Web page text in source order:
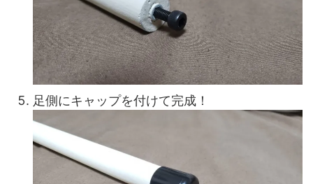
足側にキャップを付けて完成！